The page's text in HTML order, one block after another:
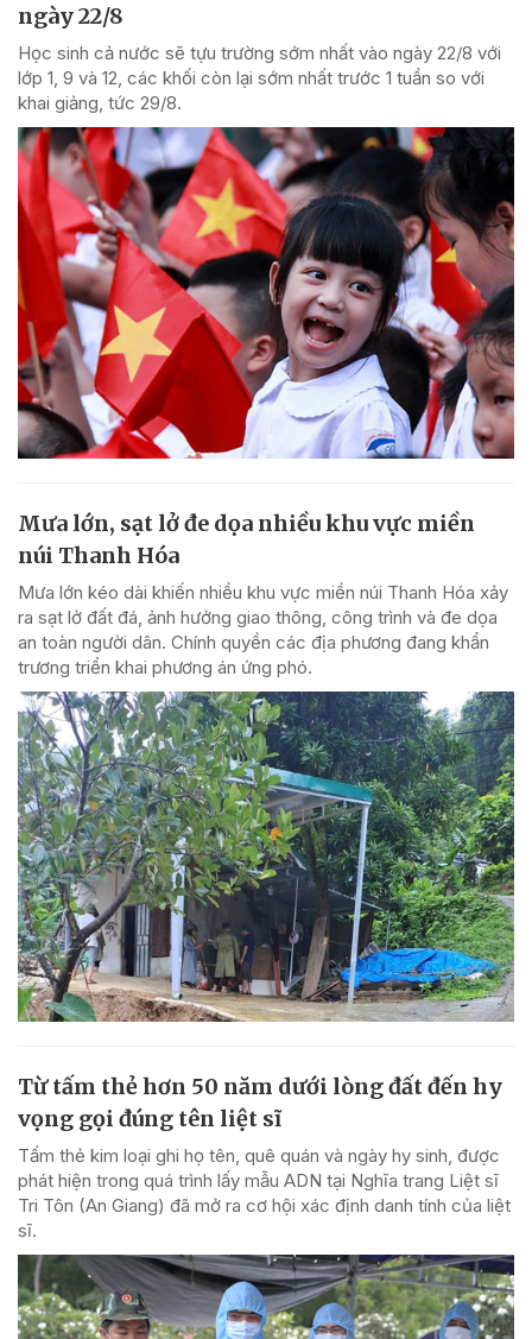
ngày 22/8
Học sinh cả nước sẽ tựu trường sớm nhất vào ngày 22/8 với
lớp 1, 9 và 12, các khối còn lại sớm nhất trước 1 tuần so với
khai giảng, tức 29/8.
Mưa lớn, sạt lở đe dọa nhiều khu vực miền
núi Thanh Hóa
Mưa lớn kéo dài khiến nhiều khu vực miền núi Thanh Hóa xảy
ra sạt lở đất đá, ảnh hưởng giao thông, công trình và đe dọa
an toàn người dân. Chính quyền các địa phương đang khẩn
trương triển khai phương án ứng phó.
Từ tấm thẻ hơn 50 năm dưới lòng đất đến hy
vọng gọi đúng tên liệt sĩ
Tấm thẻ kim loại ghi họ tên, quê quán và ngày hy sinh, được
phát hiện trong quá trình lấy mẫu ADN tại Nghĩa trang Liệt sĩ
Tri Tôn (An Giang) đã mở ra cơ hội xác định danh tính của liệt
sĩ.